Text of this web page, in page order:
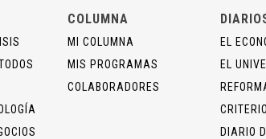
COLUMNA
MI COLUMNA
MIS PROGRAMAS
COLABORADORES
EL
EL
DIARIO